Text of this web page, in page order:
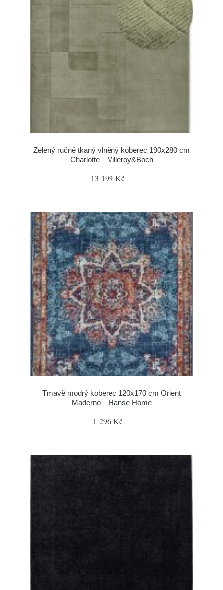
Zelený ručně tkaný vlněný koberec 190x280 cm
Charlotte – Villeroy&Boch
13 199 Kč
Tmavě modrý koberec 120x170 cm Orient
Maderno – Hanse Home
1 296 Kč